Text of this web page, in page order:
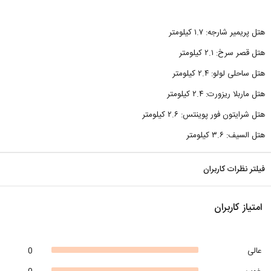
هتل پریمیر شارجه: ۱.۷ کیلومتر
هتل قصر سرخ: ۲.۱ کیلومتر
هتل ساحلی لولو: ۲.۴ کیلومتر
هتل ماربلا ریزورت: ۲.۴ کیلومتر
هتل شرایتون فور پوینتس: ۲.۶ کیلومتر
هتل السیف: ۳.۶ کیلومتر
فیلتر نظرات کاربران
امتیاز کاربران
0
عالی